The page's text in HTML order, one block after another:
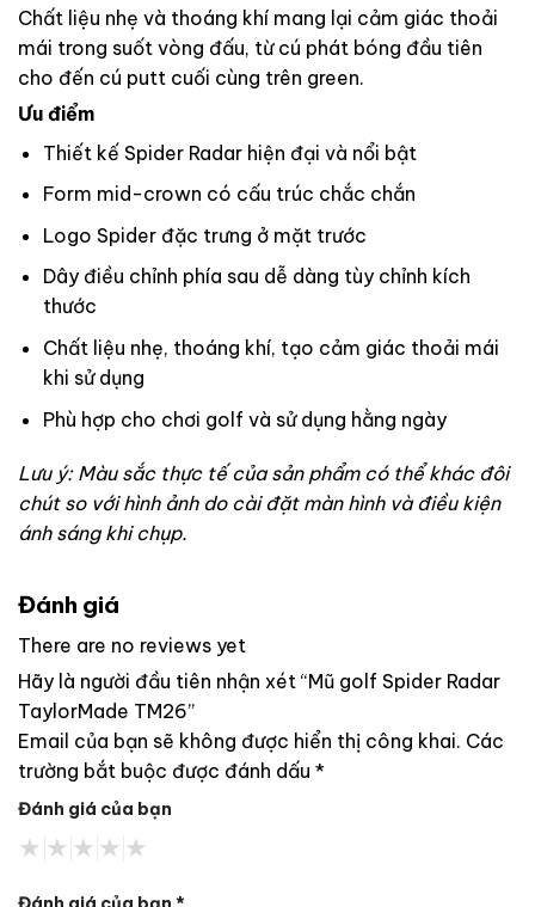
Chất liệu nhẹ và thoáng khí mang lại cảm giác thoải
mái trong suốt vòng đấu, từ cú phát bóng đầu tiên
cho đến cú putt cuối cùng trên green.
Ưu điểm
Thiết kế Spider Radar hiện đại và nổi bật
Form mid-crown có cấu trúc chắc chắn
Logo Spider đặc trưng ở mặt trước
Dây điều chỉnh phía sau dễ dàng tùy chỉnh kích
thước
Chất liệu nhẹ, thoáng khí, tạo cảm giác thoải mái
khi sử dụng
Phù hợp cho chơi golf và sử dụng hằng ngày
Lưu ý: Màu sắc thực tế của sản phẩm có thể khác đôi
chút so với hình ảnh do cài đặt màn hình và điều kiện
ánh sáng khi chụp.
Đánh giá
There are no reviews yet
Hãy là người đầu tiên nhận xét “Mũ golf Spider Radar
TaylorMade TM26”
Email của bạn sẽ không được hiển thị công khai. Các
trường bắt buộc được đánh dấu *
Đánh giá của bạn